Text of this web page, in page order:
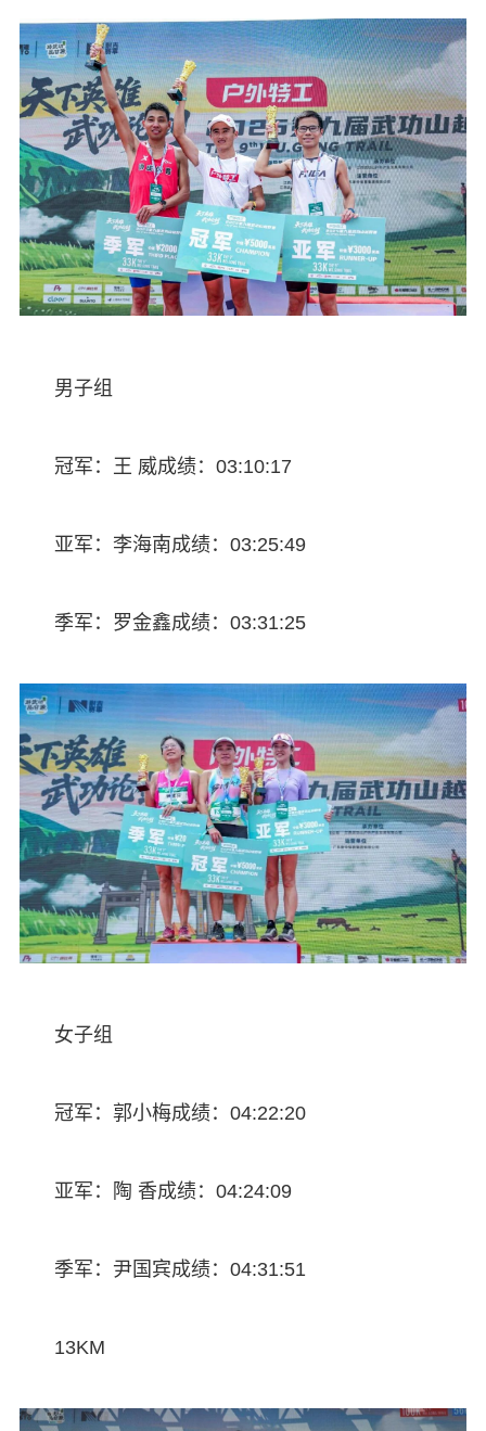
男子组
冠军：王 威成绩：03:10:17
亚军：李海南成绩：03:25:49
季军：罗金鑫成绩：03:31:25
女子组
冠军：郭小梅成绩：04:22:20
亚军：陶 香成绩：04:24:09
季军：尹国宾成绩：04:31:51
13KM